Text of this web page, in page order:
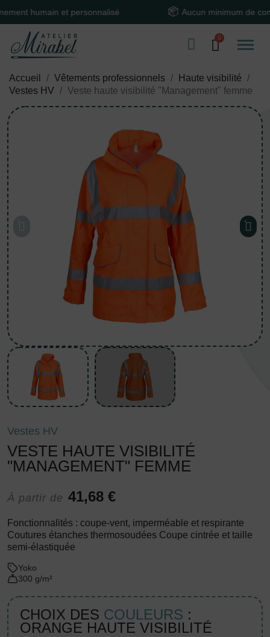
humain et personnalisé Aucun minimum de
Accueil Vêtements professionnels
Haute visibilité
Vestes HV
Veste haute visibilité "Management" femme
Vestes HV
VESTE HAUTE VISIBILITÉ
"MANAGEMENT" FEMME
À partir de 41,68 €
Fonctionnalités : coupe-vent, imperméable et respirante
Coutures étanches thermosoudées Coupe cintrée et taille
semi-élastiquée
Yoko
300 g/m²
CHOIX DES COULEURS :
ORANGE HAUTE VISIBILITÉ